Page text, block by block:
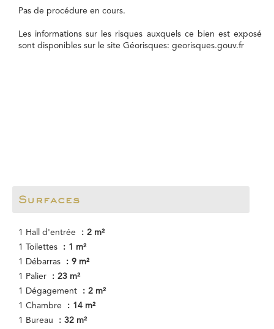
Pas de procédure en cours.
Les informations sur les risques auxquels ce bien est exposé
sont disponibles sur le site Géorisques: georisques.gouv.fr
Surfaces
1 Hall d'entrée
2 m²
1 Toilettes
1 m²
1 Débarras
9 m²
1 Palier
23 m²
1 Dégagement
2 m²
1 Chambre
14 m²
1 Bureau
32 m²